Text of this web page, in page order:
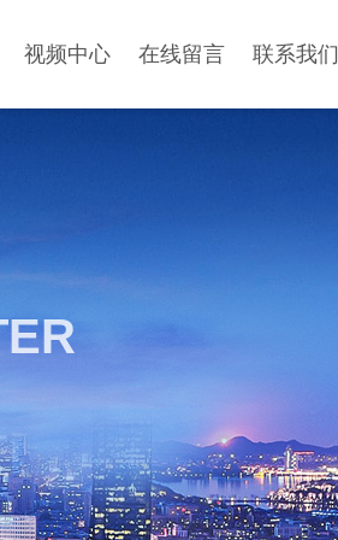
视频中心 在线留言 联系我们